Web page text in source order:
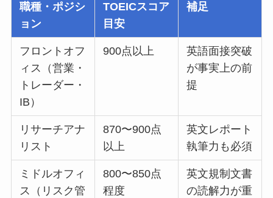
職種・ポジシ
ョン
TOEICスコア
目安
補足
フロントオフ
ィス（営業・
トレーダー・
IB）
900点以上
英語面接突破
が事実上の前
提
リサーチアナ
リスト
870〜900点
以上
英文レポート
執筆力も必須
ミドルオフィ
ス（リスク管
800〜850点
程度
英文規制文書
の読解力が重